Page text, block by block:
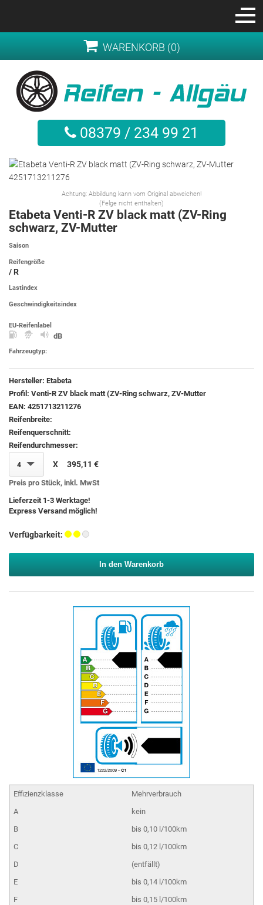
WARENKORB (0)
08379 / 234 99 21
Achtung: Abbildung kann vom Original abweichen!
(Felge nicht enthalten)
Etabeta Venti-R ZV black matt (ZV-Ring
schwarz, ZV-Mutter
Saison
Reifengröße
/ R
Lastindex
Geschwindigkeitsindex
EU-Reifenlabel
dB
Fahrzeugtyp:
Hersteller: Etabeta
Profil: Venti-R ZV black matt (ZV-Ring schwarz, ZV-Mutter
EAN: 4251713211276
Reifenbreite:
Reifenquerschnitt:
Reifendurchmesser:
4 X 395,11 €
Preis pro Stück, inkl. MwSt
Lieferzeit 1-3 Werktage!
Express Versand möglich!
Verfügbarkeit:
In den Warenkorb
Mehrverbrauch
kein
bis 0,10 l/100km
bis 0,12 l/100km
(entfällt)
bis 0,14 l/100km
bis 0,15 l/100km